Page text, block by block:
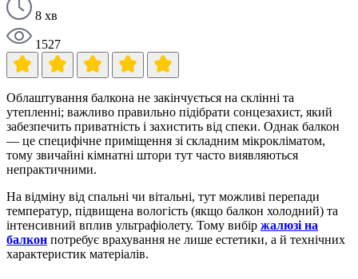
8 хв
1527
Облаштування балкона не закінчується на склінні та
утепленні; важливо правильно підібрати сонцезахист, який
забезпечить приватність і захистить від спеки. Однак балкон
— це специфічне приміщення зі складним мікрокліматом,
тому звичайні кімнатні штори тут часто виявляються
непрактичними.
На відміну від спальні чи вітальні, тут можливі перепади
температур, підвищена вологість (якщо балкон холодний) та
інтенсивний вплив ультрафіолету. Тому вибір жалюзі на
балкон потребує врахування не лише естетики, а й технічних
характеристик матеріалів.